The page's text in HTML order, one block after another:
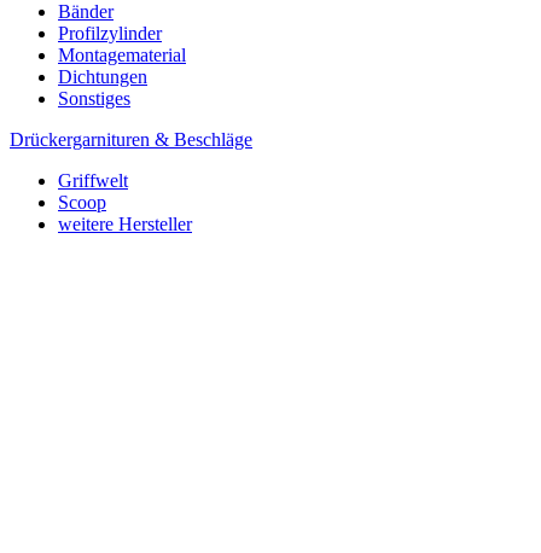
Bänder
Profilzylinder
Montagematerial
Dichtungen
Sonstiges
Drückergarnituren & Beschläge
Griffwelt
Scoop
weitere Hersteller